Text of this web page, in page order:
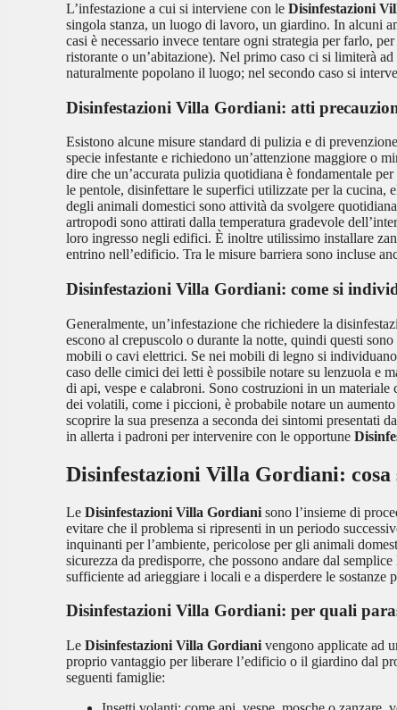
L’infestazione a cui si interviene con leDisinfestazioni
singola stanza, un luogo di lavoro, un giardino. In alcuni
casi è necessario invece tentare ogni strategia per farlo,
ristorante o un’abitazione). Nel primo caso ci si limiterà
naturalmente popolano il luogo; nel secondo caso si
Disinfestazioni Villa Gordiani: atti
Esistono alcune misure standard di pulizia e di
specie infestante e richiedono un’attenzione maggiore o
dire che un’accurata pulizia quotidiana è fondamentale
le pentole, disinfettare le superfici utilizzate per la cucina,
degli animali domestici sono attività da svolgere
artropodi sono attirati dalla temperatura gradevole
loro ingresso negli edifici. È inoltre utilissimo installare
entrino nell’edificio. Tra le misure barriera sono incluse
Disinfestazioni Villa Gordiani: come si
Generalmente, un’infestazione che richiedere la
escono al crepuscolo o durante la notte, quindi questi
mobili o cavi elettrici. Se nei mobili di legno si
caso delle cimici dei letti è possibile notare su lenzuola e
di api, vespe e calabroni. Sono costruzioni in un
dei volatili, come i piccioni, è probabile notare un
scoprire la sua presenza a seconda dei sintomi presentati
in allerta i padroni per intervenire con le opportune
Disinfestazioni Villa Gordiani: cosa
LeDisinfestazioni Villa Gordiani sono l’insieme di
evitare che il problema si ripresenti in un periodo
inquinanti per l’ambiente, pericolose per gli animali
sicurezza da predisporre, che possono andare dal
sufficiente ad arieggiare i locali e a disperdere le sostanze
Disinfestazioni Villa Gordiani: per quali
LeDisinfestazioni Villa Gordiani vengono applicate ad
proprio vantaggio per liberare l’edificio o il giardino dal
seguenti famiglie: